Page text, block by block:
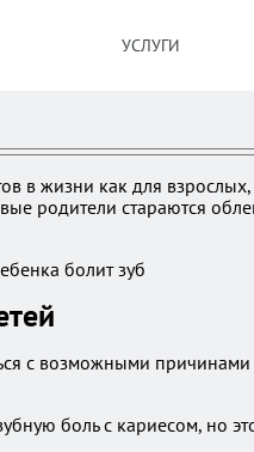
УСЛУГИ
в жизни как для
родители стараются
с возможными
боль с кариесом, но